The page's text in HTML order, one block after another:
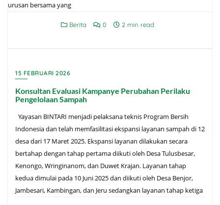
urusan bersama yang
Berita 0 2 min read
15 FEBRUARI 2026
Konsultan Evaluasi Kampanye Perubahan Perilaku
Pengelolaan Sampah
Yayasan BINTARI menjadi pelaksana teknis Program Bersih
Indonesia dan telah memfasilitasi ekspansi layanan sampah di 12
desa dari 17 Maret 2025. Ekspansi layanan dilakukan secara
bertahap dengan tahap pertama diikuti oleh Desa Tulusbesar,
Kenongo, Wringinanom, dan Duwet Krajan. Layanan tahap
kedua dimulai pada 10 Juni 2025 dan diikuti oleh Desa Benjor,
Jambesari, Kambingan, dan Jeru sedangkan layanan tahap ketiga